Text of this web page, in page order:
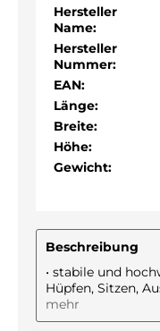
Hersteller
Name:
Hersteller
Nummer:
EAN:
Länge:
Breite:
Höhe:
Gewicht:
Beschreibung
• stabile und
Hüpfen, Sitzen,
mehr